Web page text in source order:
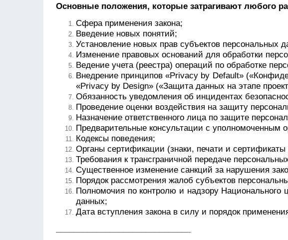
Основные положения, которые затрагивают любого
Сфера применения закона;
Введение новых понятий;
Установление новых прав субъектов персональных
Изменение правовых оснований для обработки
Ведение учета (реестра) операций по обработке
Внедрение принципов «Privacy by Default»
«Privacy by Design» («Защита данных на этапе
Обязанность уведомления об инцидентах
Проведение оценки воздействия на защиту
Назначение ответственного лица по защите
Предварительные консультации с уполномоченным
Кодексы поведения;
Органы сертификации (знаки, печати и
Требования к трансграничной передаче
Существенное изменение санкций за нарушения
Порядок рассмотрения жалоб субъектов
Полномочия по контролю и надзору Национального
данных;
Дата вступления закона в силу и порядок